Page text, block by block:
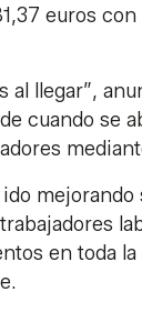
euros
al llegar”,
cuando se
ido
en toda